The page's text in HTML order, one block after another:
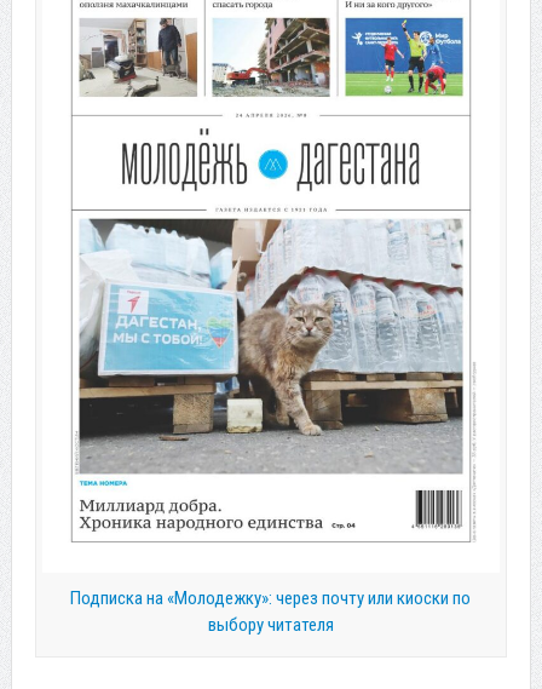
Подписка на «Молодежку»: через почту или киоски по
выбору читателя